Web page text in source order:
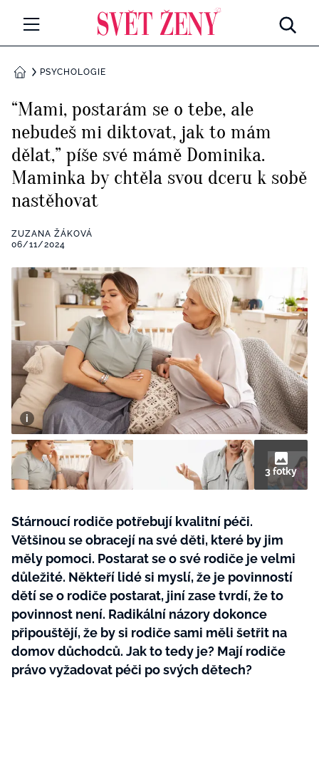
Všechny kategorie
Rozhovory
RETROHUBKY
PSYCHOLOGIE
Všechny kategorie
ZDRAVÍ
Všechny kategorie
ZÁBAVA
Všechny kategorie
Testy a kvízy
BYDLENÍ
Všechny kategorie
Tvoření
Rady a tipy
BurdaMedia
Extra
SVĚT ŽENY - 599 KČ
ROČNÍ PŘEDPLATNÉ SVĚT ŽENY +
SADA PRODUKTŮ MANA (10 ks)
DOMŮPSYCHOLOGIE
“Mami, postarám se o tebe, ale
nebudeš mi diktovat, jak to mám
dělat,” píše své mámě Dominika.
Maminka by chtěla svou dceru k sobě
nastěhovat
ZUZANA ŽÁKOVÁ
06/11/2024
3 fotky
Stárnoucí rodiče potřebují kvalitní péči.
Většinou se obracejí na své děti, které by jim
měly pomoci. Postarat se o své rodiče je velmi
důležité. Někteří lidé si myslí, že je povinností
dětí se o rodiče postarat, jiní zase tvrdí, že to
povinnost není. Radikální názory dokonce
připouštějí, že by si rodiče sami měli šetřit na
domov důchodců. Jak to tedy je? Mají rodiče
právo vyžadovat péči po svých dětech?